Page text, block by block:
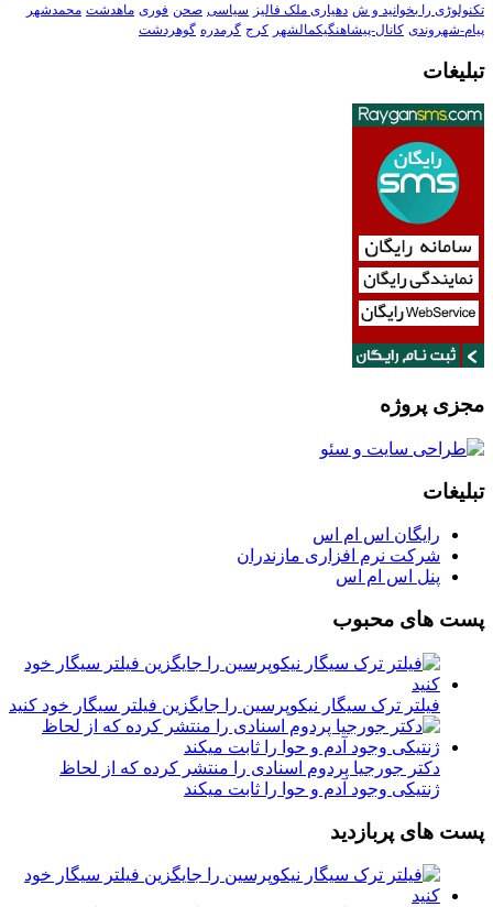
تکنولوڑی را بخوانید و ش دهیاری ملک فالیز سیاسی صحن فوری ماهدشت محمدشهر
پیام-شهروندی کانال-پیشاهنگیکمالشهر کرج گرمدره گوهردشت
تبلیغات
مجزی پروژه
تبلیغات
رایگان اس ام اس
شرکت نرم افزاری مازندران
پنل اس ام اس
پست های محبوب
فیلتر ترک سیگار نیکوپرسین را جایگزین فیلتر سیگار خود کنید
دکتر جورجیا پردوم اسنادی را منتشر کرده که از لحاظ
ژنتیکی وجود آدم و حوا را ثابت میکند
پست های پربازدید